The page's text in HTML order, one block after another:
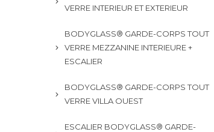
VERRE INTERIEUR ET EXTERIEUR
BODYGLASS® GARDE-CORPS TOUT
VERRE MEZZANINE INTERIEURE +
ESCALIER
BODYGLASS® GARDE-CORPS TOUT
VERRE VILLA OUEST
ESCALIER BODYGLASS® GARDE-